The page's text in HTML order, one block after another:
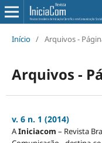
Início / Arquivos -
Arquivos -
v. 6 n. 1 (2014)
AIniciacom – Revista